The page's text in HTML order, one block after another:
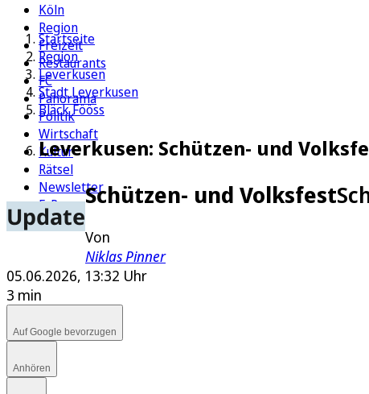
Köln
Region
Freizeit
Restaurants
FC
Panorama
Politik
Wirtschaft
Kultur
Rätsel
Newsletter
E-Paper
Startseite
Region
Leverkusen
Stadt Leverkusen
Bläck Fööss
Leverkusen: Schützen- und
Update
Schützen- und Volksfest
Von
Niklas Pinner
05.06.2026, 13:32 Uhr
3 min
Auf Google bevorzugen
Anhören